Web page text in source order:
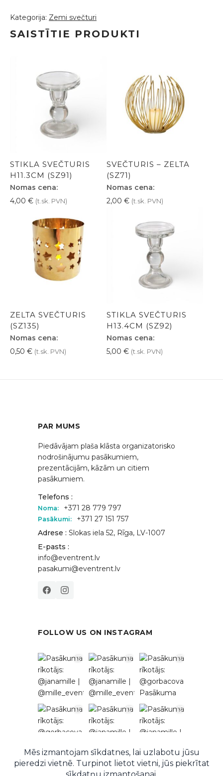
Kategorija: Zemi svečturi
SAISTĪTIE PRODUKTI
STIKLA SVEČTURIS
H11.3CM (SZ91)
Nomas cena:
4,00 € (t.sk. PVN)
SVEČTURIS – ZELTA
(SZ71)
Nomas cena:
2,00 € (t.sk. PVN)
ZELTA SVEČTURIS
(SZ135)
Nomas cena:
0,50 € (t.sk. PVN)
STIKLA SVEČTURIS
H13.4CM (SZ92)
Nomas cena:
5,00 € (t.sk. PVN)
PAR MUMS
Piedāvājam plaša klāsta organizatorisko
nodrošinājumu pasākumiem,
prezentācijām, kāzām un citiem
pasākumiem.
Telefons :
Noma: +371 28 779 797
Pasākumi:
+371 27 151 757
Adrese : Slokas iela 52, Rīga, LV-1007
E-pasts :
info@eventrent.lv
pasakumi@eventrent.lv
FOLLOW US ON INSTAGRAM
Follow on Instagram